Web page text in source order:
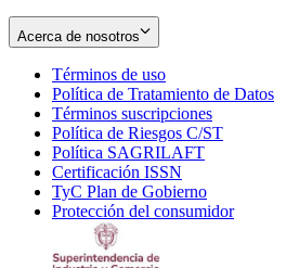
Acerca de nosotros
Términos de uso
in
new
window
Política de Tratamiento de Datos
Términos suscripciones
in
Política de Riesgos C/ST
Política SAGRILAFT
new
window
Certificación ISSN
in
new
TyC Plan de Gobierno
in
Protección del consumidorOpens